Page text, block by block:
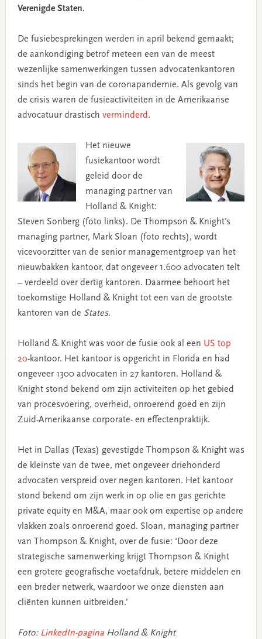
Verenigde Staten.
De fusiebesprekingen werden in april bekend gemaakt;
de aankondiging betrof meteen een van de meest
wezenlijke samenwerkingen tussen advocatenkantoren
sinds het begin van de coronapandemie. Als gevolg van
de crisis waren de fusieactiviteiten in de Amerikaanse
advocatuur drastisch verminderd.
Het nieuwe
fusiekantoor wordt
geleid door de
managing partner van
Holland & Knight:
Steven Sonberg (foto links). De Thompson & Knight’s
managing partner, Mark Sloan (foto rechts), wordt
vicevoorzitter van de senior managementgroep van het
nieuwbakken kantoor, dat ongeveer 1.600 advocaten telt
– verdeeld over dertig kantoren. Daarmee behoort het
toekomstige Holland & Knight tot een van de grootste
kantoren van de States.
Holland & Knight was voor de fusie ook al een US top
20-kantoor. Het kantoor is opgericht in Florida en had
ongeveer 1300 advocaten in 27 kantoren. Holland &
Knight stond bekend om zijn activiteiten op het gebied
van procesvoering, overheid, onroerend goed en zijn
Zuid-Amerikaanse corporate- en effectenpraktijk.
Het in Dallas (Texas) gevestigde Thompson & Knight was
de kleinste van de twee, met ongeveer driehonderd
advocaten verspreid over negen kantoren. Het kantoor
stond bekend om zijn werk in op olie en gas gerichte
private equity en M&A, maar ook om expertise op andere
vlakken zoals onroerend goed. Sloan, managing partner
van Thompson & Knight, over de fusie: ‘Door deze
strategische samenwerking krijgt Thompson & Knight
een grotere geografische voetafdruk, betere middelen en
een breder netwerk, waardoor we onze diensten aan
cliënten kunnen uitbreiden.’
Foto: LinkedIn-paginaHolland & Knight